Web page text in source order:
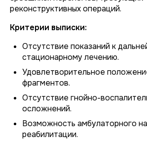
реконструктивных операций.
Критерии выписки:
Отсутствие показаний к
стационарному лечению.
Удовлетворительное
фрагментов.
Отсутствие гнойно-
осложнений.
Возможность амбулаторного
реабилитации.